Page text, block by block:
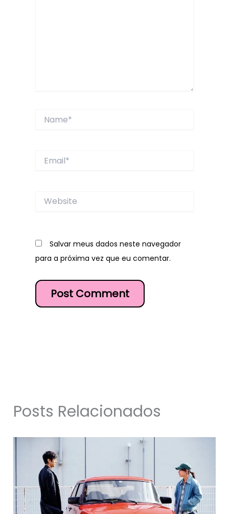
Website
Salvar meus dados neste navegador
para a próxima vez que eu comentar.
Posts Relacionados